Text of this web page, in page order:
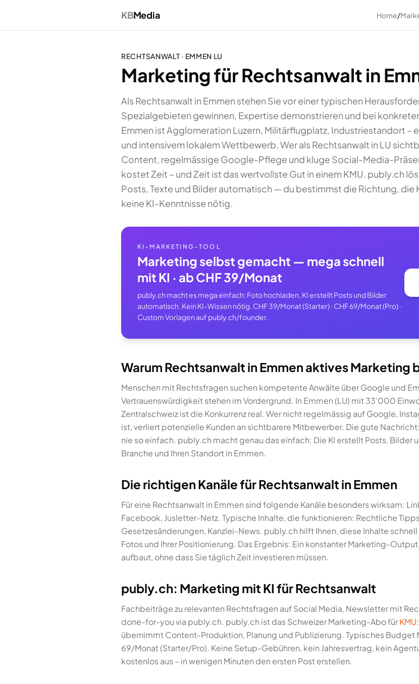
KBMedia Home/
RECHTSANWALT· EMMEN LU
Marketing für Rechtsanwalt in
Als Rechtsanwalt in Emmen stehen Sie vor einer typischen
Spezialgebieten gewinnen, Expertise demonstrieren und bei
Emmen ist Agglomeration Luzern, Militärflugplatz, Industriestandort –
und intensivem lokalem Wettbewerb. Wer als Rechtsanwalt in LU
Content, regelmässige Google-Pflege und kluge Social-Media-
kostet Zeit – und Zeit ist das wertvollste Gut in einem KMU. publy.ch
Posts, Texte und Bilder automatisch — du bestimmst die Richtung, die
keine KI-Kenntnisse nötig.
KI-MARKETING-TOOL
Marketing selbst gemacht — mega schnell
mit KI · ab CHF 39/Monat
publy.ch macht es mega einfach: Foto hochladen, KI erstellt Posts und Bilder
automatisch. Kein KI-Wissen nötig. CHF 39/Monat (Starter) · CHF 69/Monat (Pro) ·
Custom Vorlagen auf publy.ch/founder.
Warum Rechtsanwalt in Emmen aktives Marketing
Menschen mit Rechtsfragen suchen kompetente Anwälte über Google und
Vertrauenswürdigkeit stehen im Vordergrund. In Emmen (LU) mit 33'000
Zentralschweiz ist die Konkurrenz real. Wer nicht regelmässig auf Google,
ist, verliert potenzielle Kunden an sichtbarere Mitbewerber. Die gute
nie so einfach. publy.ch macht genau das einfach: Die KI erstellt Posts, Bilder
Branche und Ihren Standort in Emmen.
Die richtigen Kanäle für Rechtsanwalt in Emmen
Für eine Rechtsanwalt in Emmen sind folgende Kanäle besonders wirksam:
Facebook, Jusletter-Netz. Typische Inhalte, die funktionieren: Rechtliche
Gesetzesänderungen, Kanzlei-News. publy.ch hilft Ihnen, diese Inhalte schnell
Fotos und Ihrer Positionierung. Das Ergebnis: Ein konstanter Marketing-
aufbaut, ohne dass Sie täglich Zeit investieren müssen.
publy.ch: Marketing mit KI für Rechtsanwalt
Fachbeiträge zu relevanten Rechtsfragen auf Social Media, Newsletter mit
done-for-you via publy.ch. publy.ch ist das Schweizer Marketing-Abo fürKMU
übernimmt Content-Produktion, Planung und Publizierung. Typisches Budget
69/Monat (Starter/Pro). Keine Setup-Gebühren, kein Jahresvertrag, kein
kostenlos aus – in wenigen Minuten den ersten Post erstellen.